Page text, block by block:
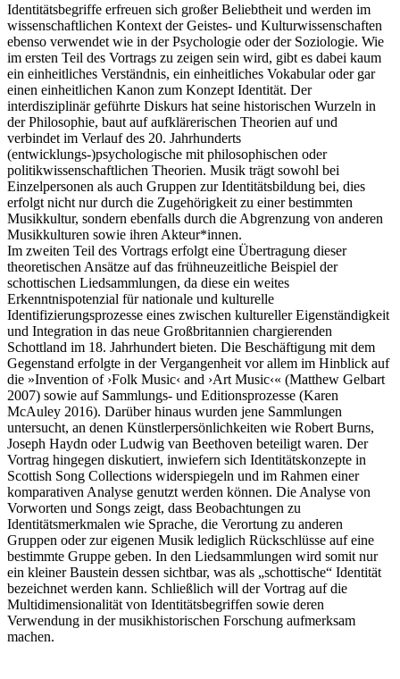
Identitätsbegriffe erfreuen sich großer Beliebtheit und werden im
wissenschaftlichen Kontext der Geistes- und Kulturwissenschaften
ebenso verwendet wie in der Psychologie oder der Soziologie. Wie
im ersten Teil des Vortrags zu zeigen sein wird, gibt es dabei kaum
ein einheitliches Verständnis, ein einheitliches Vokabular oder gar
einen einheitlichen Kanon zum Konzept Identität. Der
interdisziplinär geführte Diskurs hat seine historischen Wurzeln in
der Philosophie, baut auf aufklärerischen Theorien auf und
verbindet im Verlauf des 20. Jahrhunderts
(entwicklungs-)psychologische mit philosophischen oder
politikwissenschaftlichen Theorien. Musik trägt sowohl bei
Einzelpersonen als auch Gruppen zur Identitätsbildung bei, dies
erfolgt nicht nur durch die Zugehörigkeit zu einer bestimmten
Musikkultur, sondern ebenfalls durch die Abgrenzung von anderen
Musikkulturen sowie ihren Akteur*innen.
Im zweiten Teil des Vortrags erfolgt eine Übertragung dieser
theoretischen Ansätze auf das frühneuzeitliche Beispiel der
schottischen Liedsammlungen, da diese ein weites
Erkenntnispotenzial für nationale und kulturelle
Identifizierungsprozesse eines zwischen kultureller Eigenständigkeit
und Integration in das neue Großbritannien chargierenden
Schottland im 18. Jahrhundert bieten. Die Beschäftigung mit dem
Gegenstand erfolgte in der Vergangenheit vor allem im Hinblick auf
die »Invention of ›Folk Music‹ and ›Art Music‹« (Matthew Gelbart
2007) sowie auf Sammlungs- und Editionsprozesse (Karen
McAuley 2016). Darüber hinaus wurden jene Sammlungen
untersucht, an denen Künstlerpersönlichkeiten wie Robert Burns,
Joseph Haydn oder Ludwig van Beethoven beteiligt waren. Der
Vortrag hingegen diskutiert, inwiefern sich Identitätskonzepte in
Scottish Song Collections widerspiegeln und im Rahmen einer
komparativen Analyse genutzt werden können. Die Analyse von
Vorworten und Songs zeigt, dass Beobachtungen zu
Identitätsmerkmalen wie Sprache, die Verortung zu anderen
Gruppen oder zur eigenen Musik lediglich Rückschlüsse auf eine
bestimmte Gruppe geben. In den Liedsammlungen wird somit nur
ein kleiner Baustein dessen sichtbar, was als „schottische“ Identität
bezeichnet werden kann. Schließlich will der Vortrag auf die
Multidimensionalität von Identitätsbegriffen sowie deren
Verwendung in der musikhistorischen Forschung aufmerksam
machen.